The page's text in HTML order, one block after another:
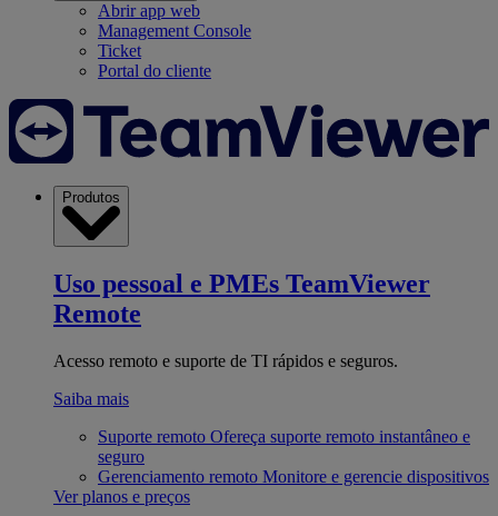
Abrir app web
Management Console
Ticket
Portal do cliente
Produtos
Uso pessoal e PMEs TeamViewer
Remote
Acesso remoto e suporte de TI rápidos e seguros.
Saiba mais
Suporte remoto Ofereça suporte remoto instantâneo e
seguro
Gerenciamento remoto Monitore e gerencie dispositivos
Ver planos e preços